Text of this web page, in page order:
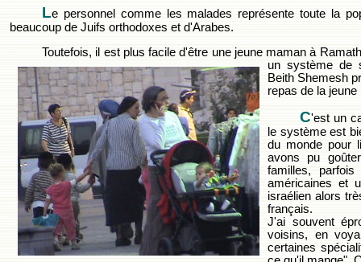
Le personnel comme les malades représente toute la
beaucoup de Juifs orthodoxes et d'Arabes.
Toutefois, il est plus facile d'être une jeune maman à
un système de
Beith Shemesh
repas de la
C'est un
le système est
du monde pour
avons pu
familles, parfois
américaines et
israélien alors
français.
J'ai souvent
voisins, en
certaines